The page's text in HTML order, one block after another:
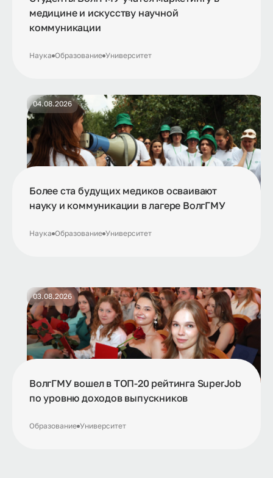
медицине и искусству научной
коммуникации
Наука Образование Университет
04.08.2026
Более ста будущих медиков осваивают
науку и коммуникации в лагере ВолгГМУ
Наука Образование Университет
03.08.2026
ВолгГМУ вошел в ТОП-20 рейтинга SuperJob
по уровню доходов выпускников
Образование Университет